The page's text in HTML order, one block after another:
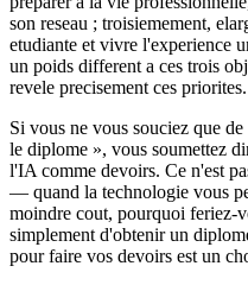
son reseau ; troisiemement,
etudiante et vivre l'experience
un poids different a ces trois
revele precisement ces priorites.
Si vous ne vous souciez que
le diplome », vous soumettez
l'IA comme devoirs. Ce n'est
— quand la technologie vous
moindre cout, pourquoi feriez-
simplement d'obtenir un
pour faire vos devoirs est un